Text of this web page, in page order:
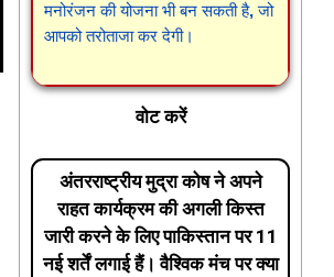
मनोरंजन की योजना भी बन सकती है, जो
आपको तरोताजा कर देगी।
वोट करें
अंतरराष्ट्रीय मुद्रा कोष ने अपने
राहत कार्यक्रम की अगली किस्त
जारी करने के लिए पाकिस्तान पर 11
नई शर्तें लगाई हैं। वैश्विक मंच पर क्या